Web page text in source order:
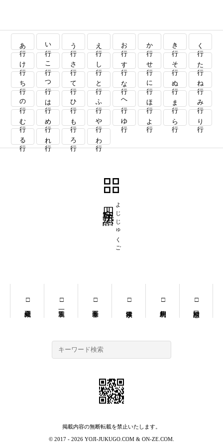
あ行 い行 う行 え行 お行 か行 き行 く行
け行 こ行 さ行 し行 す行 せ行 そ行 た行
ち行 つ行 て行 と行 な行 に行 ぬ行 ね行
の行 は行 ひ行 ふ行 へ行 ほ行 ま行 み行
む行 め行 も行 や行 ゆ行 よ行 ら行 り行
る行 れ行 ろ行 わ行
よじじゅくご
掲載内容の無断転載を禁止いたします。
© 2017 - 2026 YOJI-JUKUGO.COM & ON-ZE.COM